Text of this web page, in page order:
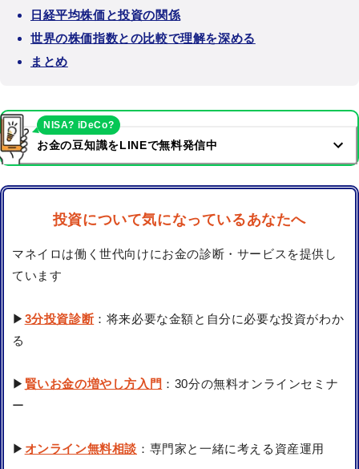
日経平均株価と投資の関係
世界の株価指数との比較で理解を深める
まとめ
お金の豆知識をLINEで無料発信中
NISA? iDeCo?
投資について気になっているあなたへ
マネイロは働く世代向けにお金の診断・サービスを提供し
ています
▶ 3分投資診断：将来必要な金額と自分に必要な投資がわか
る
▶ 賢いお金の増やし方入門 ：30分の無料オンラインセミナ
ー
▶ オンライン無料相談 ：専門家と一緒に考える資産運用